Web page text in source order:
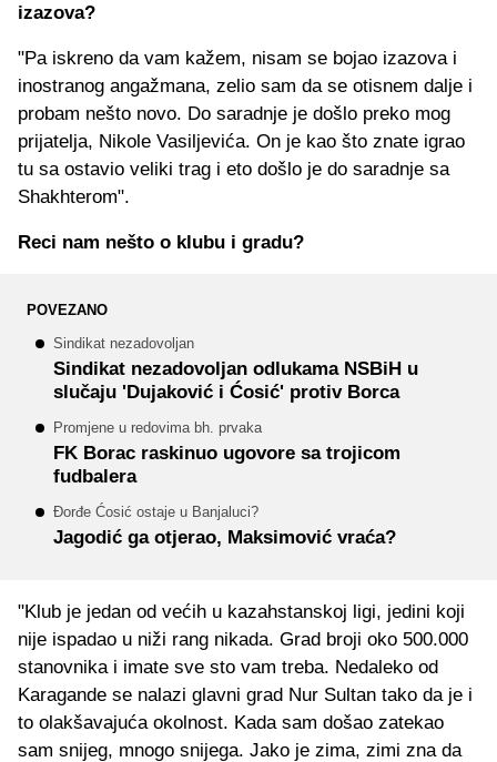
izazova?
"Pa iskreno da vam kažem, nisam se bojao izazova i
inostranog angažmana, zelio sam da se otisnem dalje i
probam nešto novo. Do saradnje je došlo preko mog
prijatelja, Nikole Vasiljevića. On je kao što znate igrao
tu sa ostavio veliki trag i eto došlo je do saradnje sa
Shakhterom".
Reci nam nešto o klubu i gradu?
POVEZANO
Sindikat nezadovoljan
Sindikat nezadovoljan odlukama NSBiH u
slučaju 'Dujaković i Ćosić' protiv Borca
Promjene u redovima bh. prvaka
FK Borac raskinuo ugovore sa trojicom
fudbalera
Đorđe Ćosić ostaje u Banjaluci?
Jagodić ga otjerao, Maksimović vraća?
"Klub je jedan od većih u kazahstanskoj ligi, jedini koji
nije ispadao u niži rang nikada. Grad broji oko 500.000
stanovnika i imate sve sto vam treba. Nedaleko od
Karagande se nalazi glavni grad Nur Sultan tako da je i
to olakšavajuća okolnost. Kada sam došao zatekao
sam snijeg, mnogo snijega. Jako je zima, zimi zna da